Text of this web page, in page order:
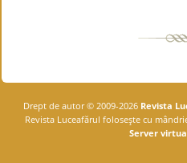
Drept de autor © 2009-2026 Revista
Revista Luceafărul foloseşte cu
Server